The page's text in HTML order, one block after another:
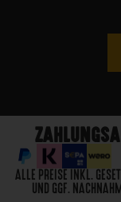
ALLE PREISE INKL.
UND GGF.